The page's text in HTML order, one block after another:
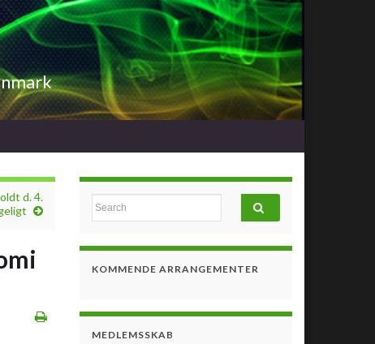
d. 4.
Search for:
KOMMENDE ARRANGEMENTER
MEDLEMSSKAB